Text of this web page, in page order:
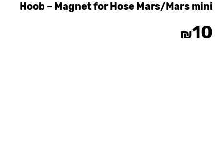
Hoob – Magnet for Hose Mars/Mars mini
₪10